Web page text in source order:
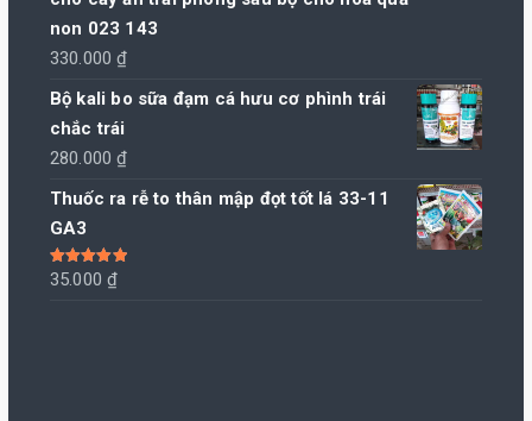
non 023 143
330.000₫
Bộ kali bo sữa đạm cá hưu cơ phình trái
chắc trái
280.000₫
Thuốc ra rễ to thân mập đọt tốt lá 33-11
GA3
Được xếp
hạng 5.005
35.000₫